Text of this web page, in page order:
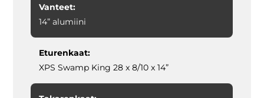
Vanteet:
14” alumiini
Eturenkaat:
XPS Swamp King 28 x 8/10 x 14”